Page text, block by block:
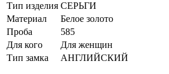
Тип изделия СЕРЬГИ
Материал
Белое золото
Проба
585
Для кого
Для женщин
Тип замка
АНГЛИЙСКИЙ